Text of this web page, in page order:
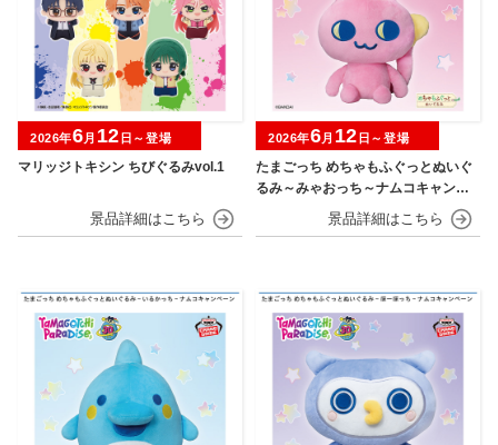
マリッジトキシン ちびぐるみvol.1
2026年6月 12 日～登場
たまごっち めちゃもふぐっとぬいぐ
るみ～みゃおっち～ナムコキャンペ
2026年6月 12 日～登場